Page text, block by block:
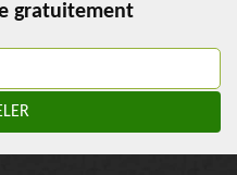
gratuitement